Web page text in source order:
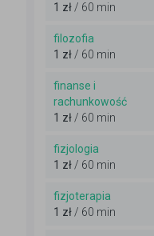
1 zł / 60 min
filozofia
1 zł / 60 min
finanse i
rachunkowość
1 zł / 60 min
fizjologia
1 zł / 60 min
fizjoterapia
1 zł / 60 min